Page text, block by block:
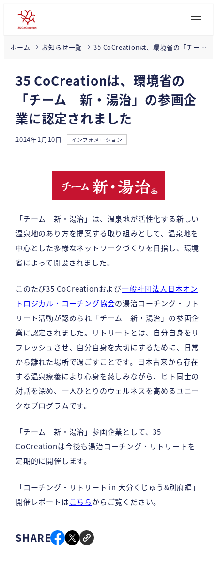
ホーム お知らせ一覧
35 CoCreationは、環境省の「チー
35 CoCreationは、環境省の
「チーム 新・湯治」の参画企
業に認定されました
投稿日
2024年1月10日 カテゴリー
インフォメーション
「チーム 新・湯治」は、温泉地が活性化する新しい
温泉地のあり方を提案する取り組みとして、温泉地を
中心とした多様なネットワークづくりを目指し、環境
省によって開設されました。
このたび35 CoCreationおよび一般社団法人日本オン
トロジカル・コーチング協会の湯治コーチング・リト
リート活動が認められ「チーム 新・湯治」の参画企
業に認定されました。リトリートとは、自分自身をリ
フレッシュさせ、自分自身を大切にするために、日常
から離れた場所で過ごすことです。日本古来から存在
する温泉療養により心身を慈しみながら、ヒト同士の
対話を深め、一人ひとりのウェルネスを高めるユニー
クなプログラムです。
「チーム 新・湯治」参画企業として、35
CoCreationは今後も湯治コーチング・リトリートを
定期的に開催します。
「コーチング・リトリート in 大分くじゅう&別府編」
開催レポートはこちらからご覧ください。
SHARE